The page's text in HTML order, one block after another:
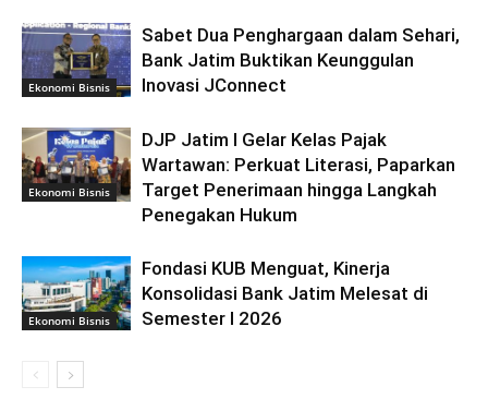
Ekonomi Bisnis
Sabet Dua Penghargaan dalam Sehari,
Bank Jatim Buktikan Keunggulan
Inovasi JConnect
Ekonomi Bisnis
DJP Jatim I Gelar Kelas Pajak
Wartawan: Perkuat Literasi, Paparkan
Target Penerimaan hingga Langkah
Penegakan Hukum
Ekonomi Bisnis
Fondasi KUB Menguat, Kinerja
Konsolidasi Bank Jatim Melesat di
Semester I 2026